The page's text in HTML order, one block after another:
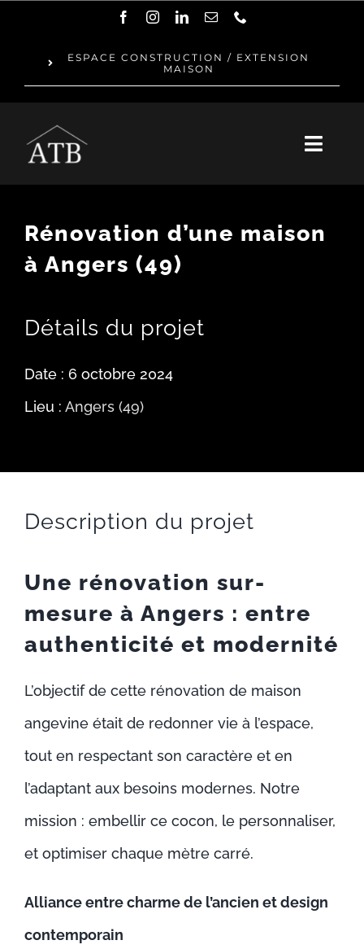
ESPACE CONSTRUCTION / EXTENSION
MAISON
NOTRE ÉQUIPE
RÉALISATIONS
ACTUALITÉS
CONTACT
Rénovation d’une maison
à Angers (49)
Détails du projet
Date : 6 octobre 2024
Lieu : Angers (49)
Description du projet
Une rénovation sur-
mesure à Angers : entre
authenticité et modernité
L’objectif de cette rénovation de maison
angevine était de redonner vie à l’espace,
tout en respectant son caractère et en
l’adaptant aux besoins modernes. Notre
mission : embellir ce cocon, le personnaliser,
et optimiser chaque mètre carré.
Alliance entre charme de l’ancien et design
contemporain